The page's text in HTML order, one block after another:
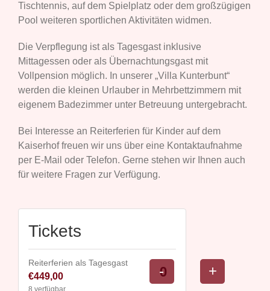
Tischtennis, auf dem Spielplatz oder dem großzügigen
Pool weiteren sportlichen Aktivitäten widmen.
Die Verpflegung ist als Tagesgast inklusive
Mittagessen oder als Übernachtungsgast mit
Vollpension möglich. In unserer „Villa Kunterbunt“
werden die kleinen Urlauber in Mehrbettzimmern mit
eigenem Badezimmer unter Betreuung untergebracht.
Bei Interesse an Reiterferien für Kinder auf dem
Kaiserhof freuen wir uns über eine Kontaktaufnahme
per E-Mail oder Telefon. Gerne stehen wir Ihnen auch
für weitere Fragen zur Verfügung.
Tickets
Reiterferien als Tagesgast
€449,00
8 verfügbar
Verringern
der
-Anzahl
Erhöhe
die
+